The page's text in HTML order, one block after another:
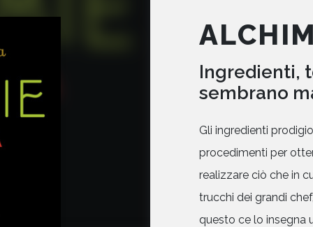
Ingredienti,
sembrano
Gli ingredienti
procedimenti per
realizzare ciò che in
trucchi dei grandi
questo ce lo insegna